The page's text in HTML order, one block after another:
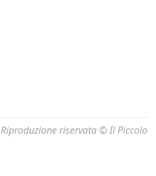
Riproduzione riservata © Il Piccolo